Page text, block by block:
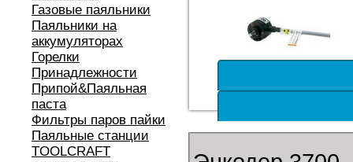
Газовые паяльники
Паяльники на
аккумуляторах
Горелки
Принадлежности
Припой&Паяльная
паста
Фильтры паров пайки
Паяльные станции
TOOLCRAFT